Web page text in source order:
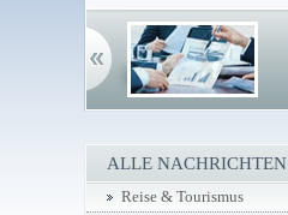
ALLE NACHRICHTEN
Reise & Tourismus